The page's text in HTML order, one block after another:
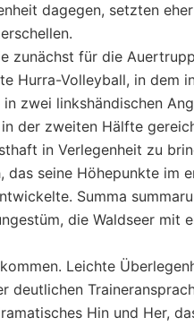
dagegen, setzten
zunächst für die
Hurra-Volleyball, in dem
zwei linkshändischen
der zweiten Hälfte
in Verlegenheit zu
das seine Höhepunkte im
Summa
die Waldseer mit
Leichte
deutlichen
Hin und Her,